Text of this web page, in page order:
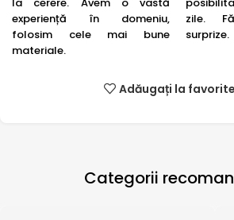
la cerere. Avem o vastă
experiență în domeniu,
folosim cele mai bune
materiale.
zile.
surprize.
Adăugați la favorite
Categorii